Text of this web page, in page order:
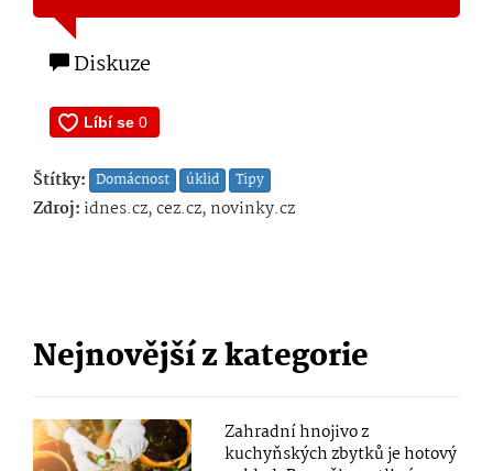
Diskuze
Štítky: Domácnost úklid Tipy
Zdroj: idnes.cz, cez.cz, novinky.cz
Nejnovější z kategorie
Zahradní hnojivo z
kuchyňských zbytků je hotový